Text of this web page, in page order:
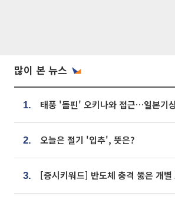
많이 본 뉴스
1.
2. 오늘은 절기 '입추', 뜻은?
3.